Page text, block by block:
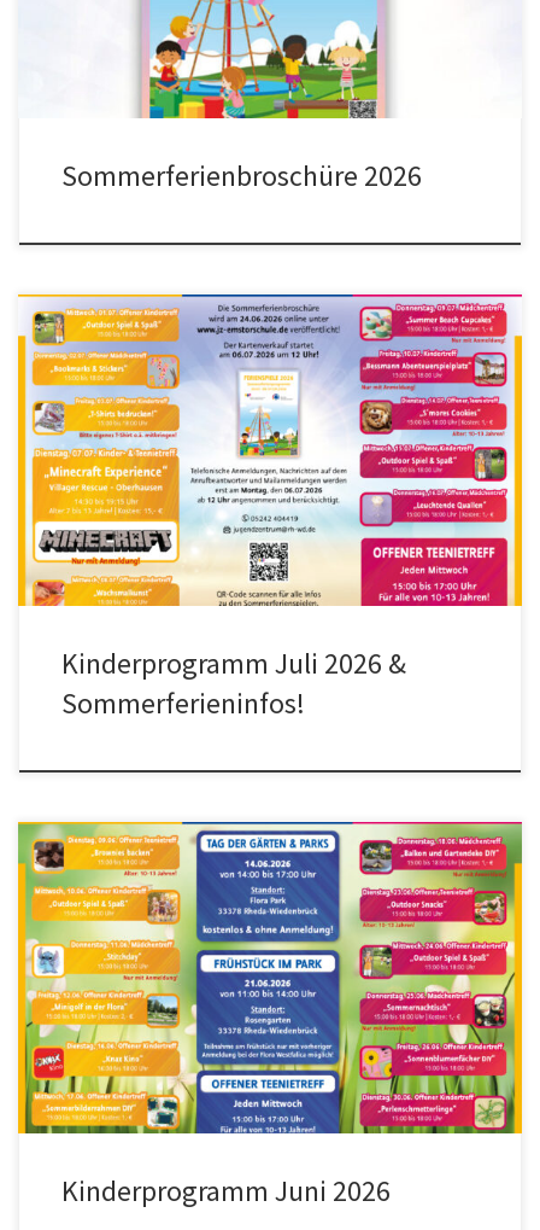
Sommerferienbroschüre 2026
Kinderprogramm Juli 2026 &
Sommerferieninfos!
Kinderprogramm Juni 2026